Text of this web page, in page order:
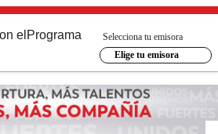
el Programa
Selecciona tu emisora
Elige tu emisora